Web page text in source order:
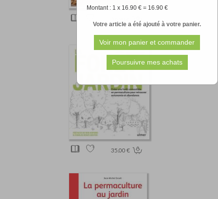
Montant : 1 x 16.90 € = 16.90 €
Votre article a été ajouté à votre panier.
35.00 €